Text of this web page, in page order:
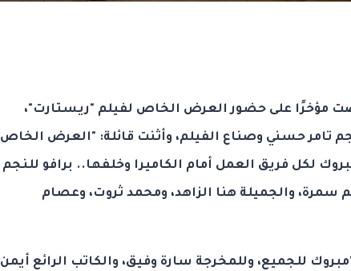
مؤخرًا على حضور العرض الخاص لفيلم "ريستارت"،
تامر حسني وصناع الفيلم، وأثنت قائلة: "العرض الخاص
لكل فريق العمل أمام الكاميرا وخلفها.. برافو للنجم
سمرة، والجميلة هنا الزاهد، ومحمد ثروت، وعصام
للجميع، وللمخرجة سارة وفيق، والكاتب الرائع أيمن